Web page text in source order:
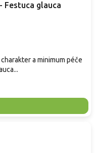
Festuca glauca
a minimum péče